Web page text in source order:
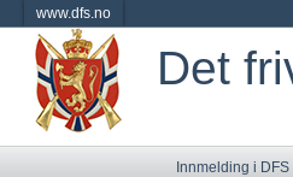
www.dfs.no
Det
Innmelding i